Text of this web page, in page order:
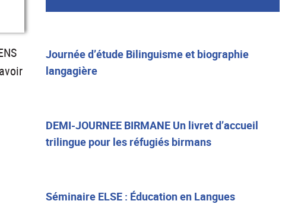
Journée d’étude Bilinguisme et biographie
langagière
DEMI-JOURNEE BIRMANE Un livret d’accueil
trilingue pour les réfugiés birmans
Séminaire ELSE : Éducation en Langues